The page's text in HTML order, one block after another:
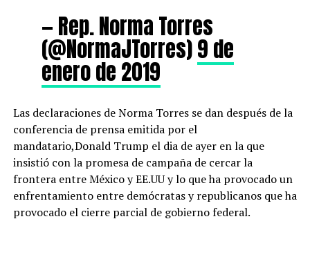
— Rep. Norma Torres
(@NormaJTorres)9 de
enero de 2019
Las declaraciones de Norma Torres se dan después de la
conferencia de prensa emitida por el
mandatario,Donald Trump el dia de ayer en la que
insistió con la promesa de campaña de cercar la
frontera entre México y EE.UU y lo que ha provocado un
enfrentamiento entre demócratas y republicanos que ha
provocado el cierre parcial de gobierno federal.